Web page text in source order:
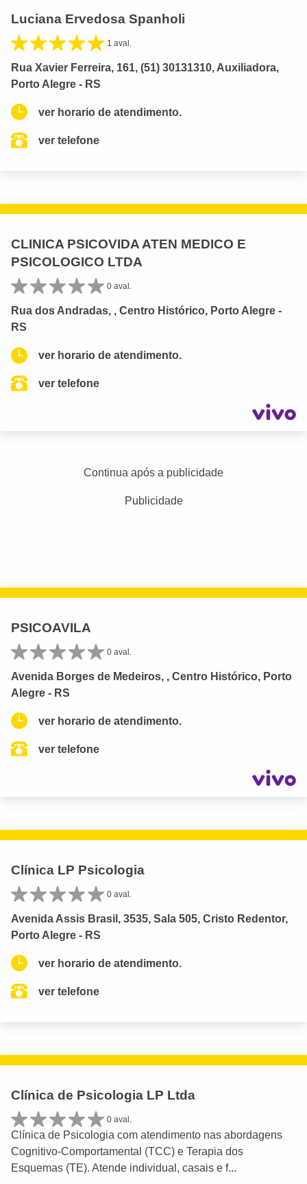
Luciana Ervedosa Spanholi
1 aval.
Rua Xavier Ferreira, 161, (51) 30131310, Auxiliadora,
Porto Alegre - RS
ver horario de atendimento.
ver telefone
CLINICA PSICOVIDA ATEN MEDICO E
PSICOLOGICO LTDA
0 aval.
Rua dos Andradas, , Centro Histórico, Porto Alegre -
RS
ver horario de atendimento.
ver telefone
Continua após a publicidade
Publicidade
PSICOAVILA
0 aval.
Avenida Borges de Medeiros, , Centro Histórico, Porto
Alegre - RS
ver horario de atendimento.
ver telefone
Clínica LP Psicologia
0 aval.
Avenida Assis Brasil, 3535, Sala 505, Cristo Redentor,
Porto Alegre - RS
ver horario de atendimento.
ver telefone
Clínica de Psicologia LP Ltda
0 aval.
Clínica de Psicologia com atendimento nas abordagens
Cognitivo-Comportamental (TCC) e Terapia dos
Esquemas (TE). Atende individual, casais e f...